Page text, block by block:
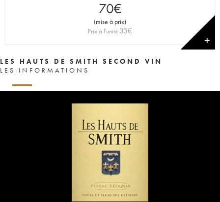
70€
(mise à prix)
Prix à l'unité 35€
✕
LES HAUTS DE SMITH SECOND VIN
LES INFORMATIONS